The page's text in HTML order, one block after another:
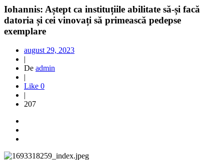
Iohannis: Aștept ca instituțiile abilitate să-și facă
datoria și cei vinovați să primească pedepse
exemplare
august 29, 2023
|
De admin
|
Like 0
|
207